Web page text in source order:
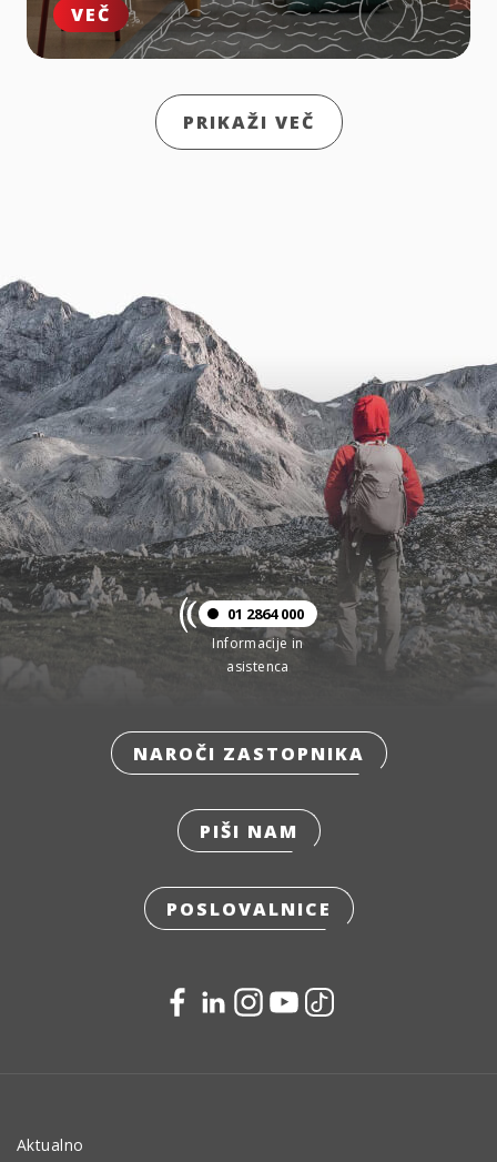
VEČ
PRIKAŽI VEČ
01 2864 000
Informacije in
asistenca
NAROČI ZASTOPNIKA
PIŠI NAM
POSLOVALNICE
Aktualno